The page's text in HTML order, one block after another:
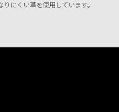
にくい革を使用しています。